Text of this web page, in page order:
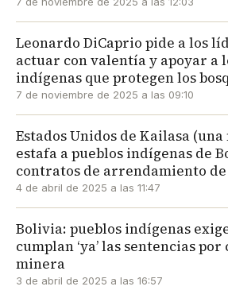
Leonardo DiCaprio pide a los
actuar con valentía y apoyar a
indígenas que protegen los
7 de noviembre de 2025 a las 09:10
Estados Unidos de Kailasa
estafa a pueblos indígenas de
contratos de arrendamiento
4 de abril de 2025 a las 11:47
Bolivia: pueblos indígenas
cumplan ‘ya’ las sentencias
minera
3 de abril de 2025 a las 16:57